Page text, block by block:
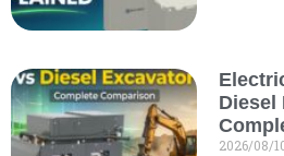
Diesel
2026/08/